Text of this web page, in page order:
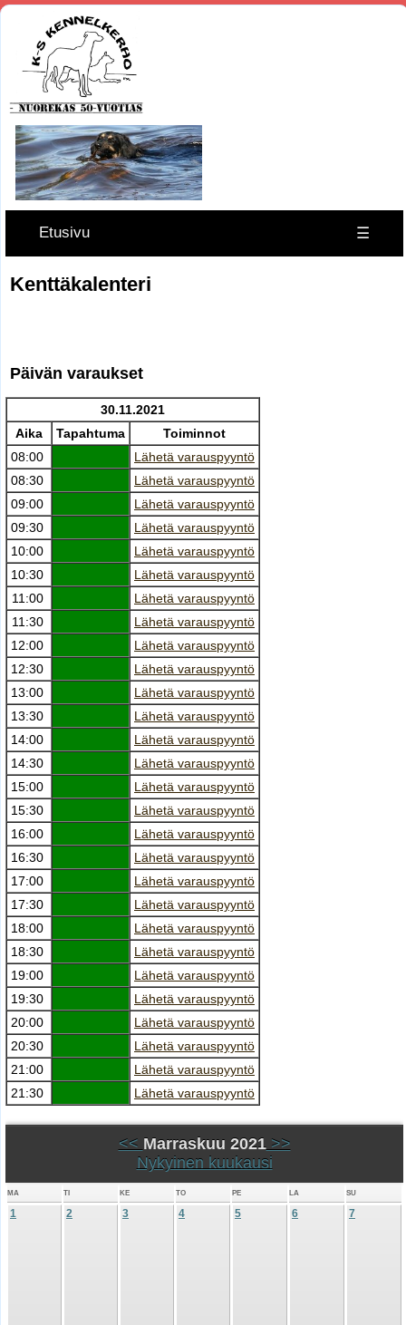
Etusivu ☰
Kenttäkalenteri
Päivän varaukset
30.11.2021
Aika
Tapahtuma
Toiminnot
08:00
Lähetä varauspyyntö
08:30
Lähetä varauspyyntö
09:00
Lähetä varauspyyntö
09:30
Lähetä varauspyyntö
10:00
Lähetä varauspyyntö
10:30
Lähetä varauspyyntö
11:00
Lähetä varauspyyntö
11:30
Lähetä varauspyyntö
12:00
Lähetä varauspyyntö
12:30
Lähetä varauspyyntö
13:00
Lähetä varauspyyntö
13:30
Lähetä varauspyyntö
14:00
Lähetä varauspyyntö
14:30
Lähetä varauspyyntö
15:00
Lähetä varauspyyntö
15:30
Lähetä varauspyyntö
16:00
Lähetä varauspyyntö
16:30
Lähetä varauspyyntö
17:00
Lähetä varauspyyntö
17:30
Lähetä varauspyyntö
18:00
Lähetä varauspyyntö
18:30
Lähetä varauspyyntö
19:00
Lähetä varauspyyntö
19:30
Lähetä varauspyyntö
20:00
Lähetä varauspyyntö
20:30
Lähetä varauspyyntö
21:00
Lähetä varauspyyntö
21:30
Lähetä varauspyyntö
<< Marraskuu 2021>>
Nykyinen kuukausi
MA TI KE TO PE LA SU
1 2 3 4 5 6 7